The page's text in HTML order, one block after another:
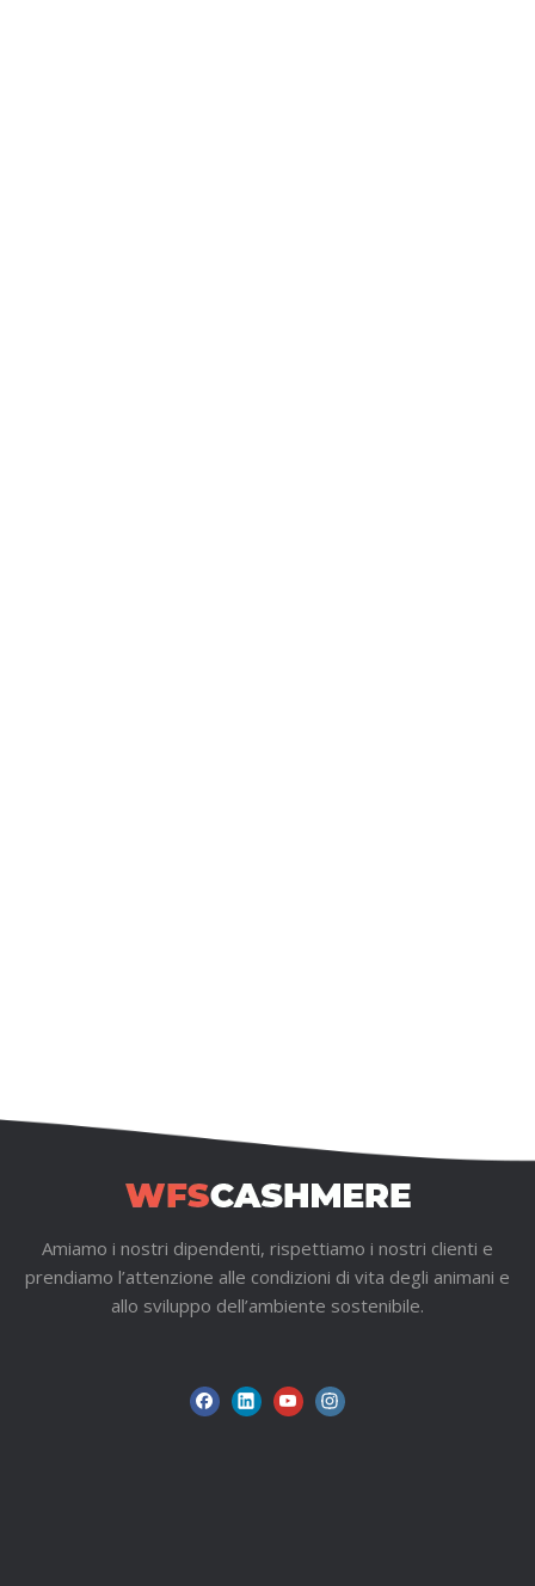
Amiamo i nostri dipendenti, rispettiamo i nostri clienti e
prendiamo l’attenzione alle condizioni di vita degli animani e
allo sviluppo dell’ambiente sostenibile.